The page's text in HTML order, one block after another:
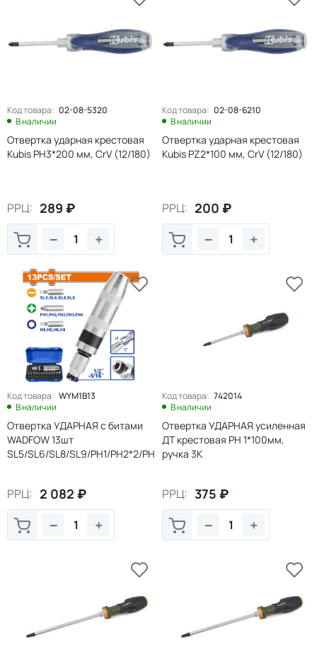
Код товара: 02-08-5320
В наличии
Отвертка ударная крестовая
Kubis PH3*200 мм, CrV (12/180)
РРЦ: 289 ₽
+
−
Код товара: 02-08-6210
В наличии
Отвертка ударная крестовая
Kubis PZ2*100 мм, CrV (12/180)
РРЦ: 200 ₽
+
−
Код товара: WYM1B13
В наличии
Отвертка УДАРНАЯ с битами
WADFOW 13шт
SL5/SL6/SL8/SL9/PH1/PH2*2/PH
РРЦ: 2 082 ₽
+
−
Код товара: 742014
В наличии
Отвертка УДАРНАЯ усиленная
ДТ крестовая PH 1*100мм,
ручка 3К
РРЦ: 375 ₽
+
−